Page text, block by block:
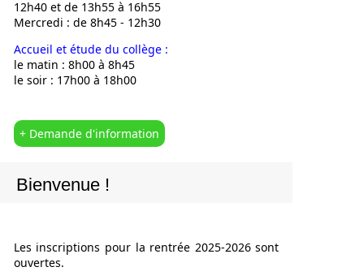
12h40 et de 13h55 à 16h55
Mercredi : de 8h45 - 12h30
Accueil et étude du collège :
le matin : 8h00 à 8h45
le soir : 17h00 à 18h00
+ Demande d'information
Bienvenue !
Les inscriptions pour la rentrée 2025-2026 sont
ouvertes.